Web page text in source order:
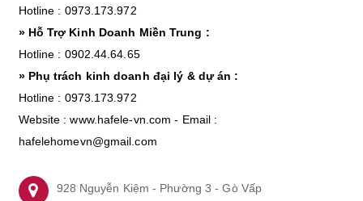
Hotline : 0973.173.972
» Hỗ Trợ Kinh Doanh Miền Trung :
Hotline : 0902.44.64.65
» Phụ trách kinh doanh đại lý & dự án :
Hotline : 0973.173.972
Website : www.hafele-vn.com - Email :
hafelehomevn@gmail.com
928 Nguyễn Kiệm - Phường 3 - Gò Vấp